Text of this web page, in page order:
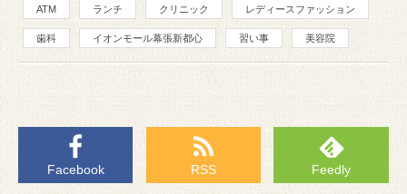
ATM ランチ クリニック レディースファッション
歯科 イオンモール幕張新都心 習い事 美容院
Facebook RSS Feedly